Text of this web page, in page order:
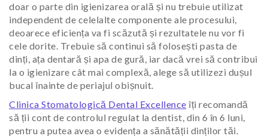
doar o parte din igienizarea orală și nu trebuie utilizat
independent de celelalte componente ale procesului,
deoarece eficiența va fi scăzută și rezultatele nu vor fi
cele dorite. Trebuie să continui să folosești pasta de
dinți, ața dentară și apa de gură, iar dacă vrei să contribui
la o igienizare cât mai complexă, alege să utilizezi dușul
bucal înainte de periajul obișnuit.
Clinica Stomatologică Dental Excellence îți recomandă
să ții cont de controlul regulat la dentist, din 6 în 6 luni,
pentru a putea avea o evidența a sănătății dinților tăi.